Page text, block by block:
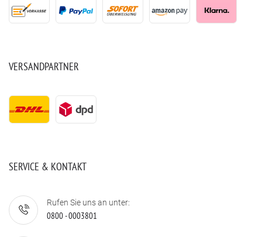
VERSANDPARTNER
SERVICE & KONTAKT
Rufen Sie uns an unter:
0800 - 0003801